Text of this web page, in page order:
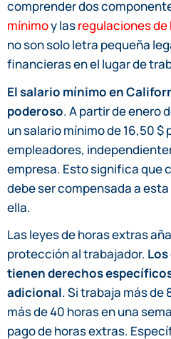
comprender dos
mínimoy lasregulaciones
no son solo letra pequeña
financieras en el lugar de
El salario mínimo en
poderoso. A partir de enero
un salario mínimo de 16,50 $
empleadores,
empresa. Esto significa que
debe ser compensada a
ella.
Las leyes de horas extras
protección al trabajador.
tienen derechos
adicional. Si trabaja más de
más de 40 horas en una
pago de horas extras.